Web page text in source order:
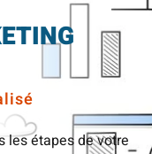
les étapes de votre